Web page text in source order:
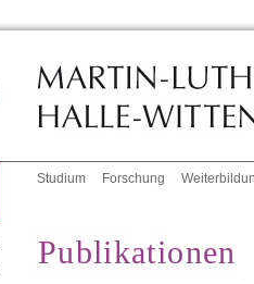
Studium Forschung
Publikationen